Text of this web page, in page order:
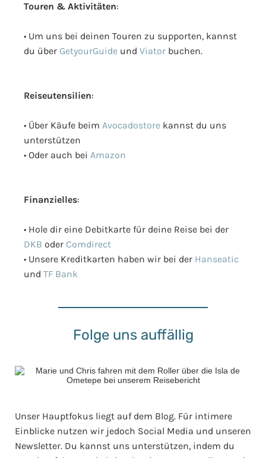
Touren & Aktivitäten:
• Um uns bei deinen Touren zu supporten, kannst
du über GetyourGuide und Viator buchen.
Reiseutensilien:
• Über Käufe beim Avocadostore kannst du uns
unterstützen
• Oder auch bei Amazon
Finanzielles:
• Hole dir eine Debitkarte für deine Reise bei der
DKB oder Comdirect
• Unsere Kreditkarten haben wir bei der Hanseatic
und TF Bank
Folge uns auffällig
Unser Hauptfokus liegt auf dem Blog. Für intimere
Einblicke nutzen wir jedoch Social Media und unseren
Newsletter. Du kannst uns unterstützen, indem du